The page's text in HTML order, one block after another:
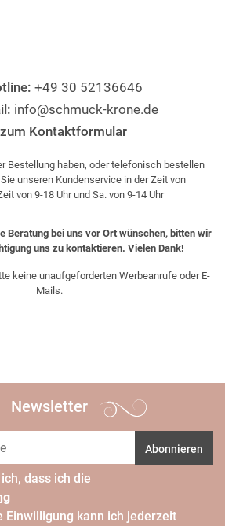
+49 30 52136646
info@schmuck-krone.de
zum Kontaktformular
Bestellung haben, oder telefonisch bestellen
unseren Kundenservice in der Zeit von
von 9-18 Uhr und Sa. von 9-14 Uhr
Beratung bei uns vor Ort wünschen, bitten wir
uns zu kontaktieren. Vielen Dank!
keine unaufgeforderten Werbeanrufe oder E-
Mails.
Newsletter
Abonnieren
dass ich die
Einwilligung kann ich jederzeit